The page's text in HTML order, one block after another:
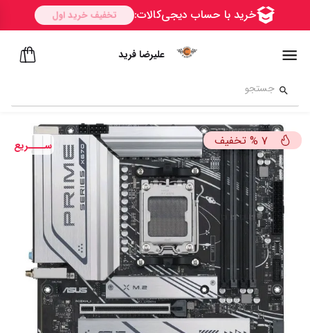
علیرضا فرید
ســــریع 7
% تخفیف